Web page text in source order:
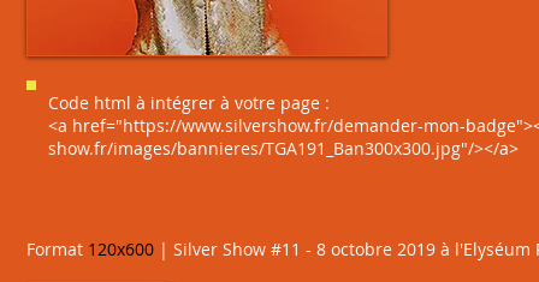
Code html à intégrer à votre page :
<a href="https://www.silvershow.fr/demander-mon-
show.fr/images/bannieres/TGA191_Ban300x300.jpg"/></a>
Format 120x600 | Silver Show #11 - 8 octobre 2019 à l'Elyséum